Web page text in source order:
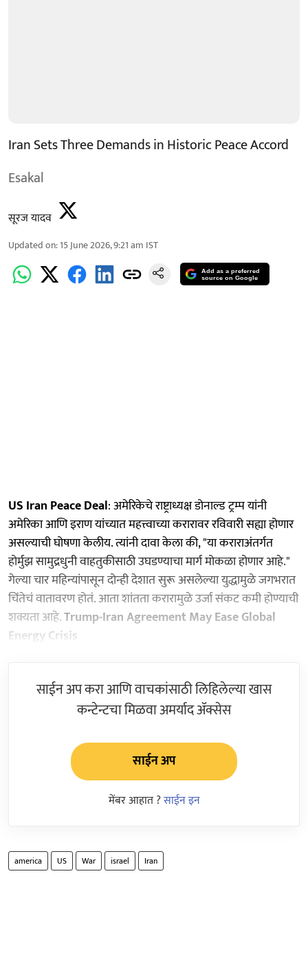
Iran Sets Three Demands in Historic Peace Accord
Esakal
सूरज यादव
Updated on:15 June 2026, 9:21 am IST
Add as a preferred
source on Google
US Iran Peace Deal: अमेरिकेचे राष्ट्राध्यक्ष डोनाल्ड ट्रम्प यांनी
अमेरिका आणि इराण यांच्यात महत्त्वाच्या करारावर रविवारी सह्या होणार
असल्याची घोषणा केलीय. त्यांनी दावा केला की, "या कराराअंतर्गत
होर्मुझ सामुद्रधुनी वाहतुकीसाठी उघडण्याचा मार्ग मोकळा होणार आहे."
गेल्या चार महिन्यांपासून दोन्ही देशात सुरू असलेल्या युद्धामुळे जगभरात
चिंतेचं वातावरण होतं. आता शांतता करारामुळे उर्जा संकट कमी होण्याची
शक्यता आहे.Trump-Iran Agreement May Ease Global
Energy Crisis
साईन अप करा आणि वाचकांसाठी लिहिलेल्या खास
कन्टेन्टचा मिळवा अमर्याद ॲक्सेस
साईन अप
मेंबर आहात ?साईन इन
america US War israel Iran